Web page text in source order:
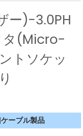
ー)-3.0PH
タ(Micro-
トソケッ
ーブル製品